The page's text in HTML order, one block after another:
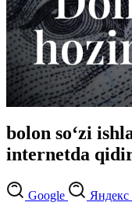
bolon so‘zi
internetda
Google Яндекс